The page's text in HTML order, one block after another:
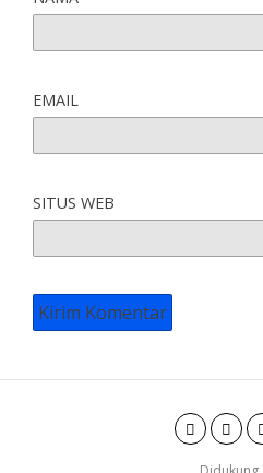
EMAIL
SITUS WEB